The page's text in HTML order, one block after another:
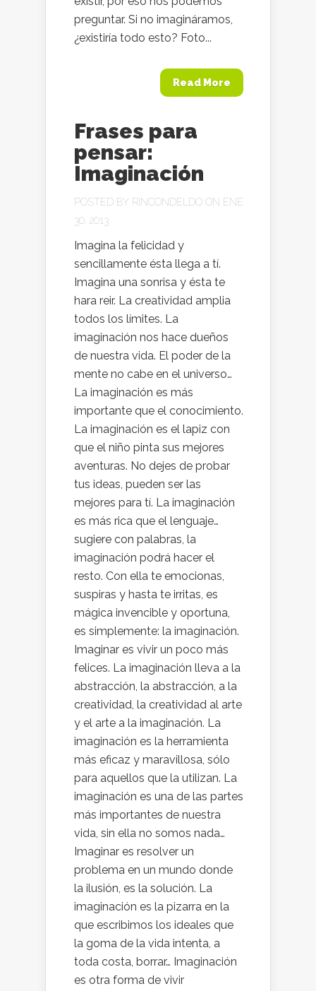
preguntar. Si no imagináramos,
¿existiría todo esto? Foto...
Read More
Frases para
pensar:
Imaginación
POSTED BY RINCONDELDO ON ENE
30, 2013
Imagina la felicidad y
sencillamente ésta llega a tí.
Imagina una sonrisa y ésta te
hara reir. La creatividad amplia
todos los límites. La
imaginación nos hace dueños
de nuestra vida. El poder de la
mente no cabe en el universo…
La imaginación es más
importante que el conocimiento.
La imaginación es el lapiz con
que el niño pinta sus mejores
aventuras. No dejes de probar
tus ideas, pueden ser las
mejores para tí. La imaginación
es más rica que el lenguaje…
sugiere con palabras, la
imaginación podrá hacer el
resto. Con ella te emocionas,
suspiras y hasta te irritas, es
mágica invencible y oportuna,
es simplemente: la imaginación.
Imaginar es vivir un poco más
felices. La imaginación lleva a la
abstracción, la abstracción, a la
creatividad, la creatividad al arte
y el arte a la imaginación. La
imaginación es la herramienta
más eficaz y maravillosa, sólo
para aquellos que la utilizan. La
imaginación es una de las partes
más importantes de nuestra
vida, sin ella no somos nada…
Imaginar es resolver un
problema en un mundo donde
la ilusión, es la solución. La
imaginación es la pizarra en la
que escribimos los ideales que
la goma de la vida intenta, a
toda costa, borrar… Imaginación
es otra forma de vivir